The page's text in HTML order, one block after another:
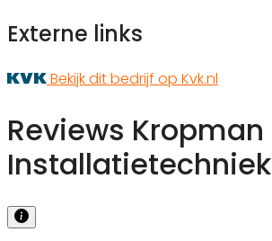
Externe links
Bekijk dit bedrijf op Kvk.nl
Reviews Kropman
Installatietechniek